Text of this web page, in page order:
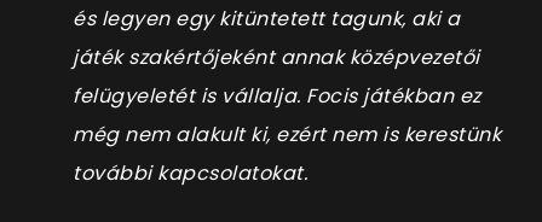
és legyen egy kitüntetett tagunk, aki a
játék szakértőjeként annak középvezetői
felügyeletét is vállalja. Focis játékban ez
még nem alakult ki, ezért nem is kerestünk
további kapcsolatokat.